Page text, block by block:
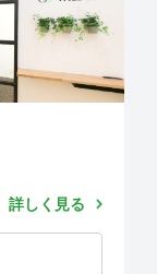
詳しく見る